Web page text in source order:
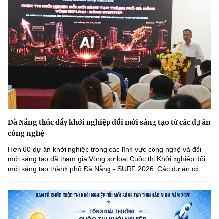
Đà Nẵng thúc đẩy khởi nghiệp đổi mới sáng tạo từ các dự án
công nghệ
Hơn 60 dự án khởi nghiệp trong các lĩnh vực công nghệ và đổi
mới sáng tạo đã tham gia Vòng sơ loại Cuộc thi Khởi nghiệp đổi
mới sáng tạo thành phố Đà Nẵng - SURF 2026. Các dự án có...